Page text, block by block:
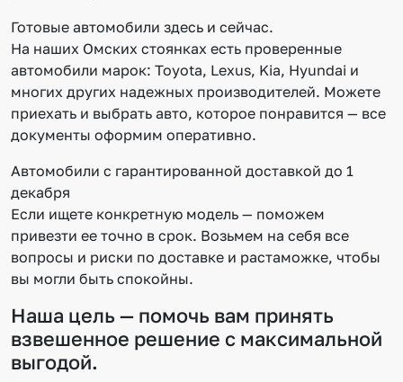
Готовые автомобили здесь и сейчас.
На наших Омских стоянках есть проверенные
автомобили марок: Toyota, Lexus, Kia, Hyundai и
многих других надежных производителей. Можете
приехать и выбрать авто, которое понравится — все
документы оформим оперативно.
Автомобили с гарантированной доставкой до 1
декабря
Если ищете конкретную модель — поможем
привезти ее точно в срок. Возьмем на себя все
вопросы и риски по доставке и растаможке, чтобы
вы могли быть спокойны.
Наша цель — помочь вам принять
взвешенное решение с максимальной
выгодой.